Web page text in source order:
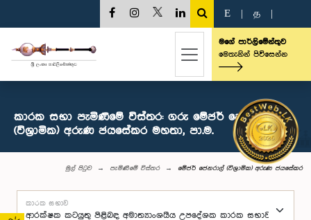
E த
මගේ පාර්ලිමේන්තුව
මෙතැනින් පිවිසෙන්න
කාරක සභා පැමිණීමේ විස්තර: ගරු මේජර් ‍ජෙනරාල්
(විශ්‍රාමික) අරුණ ජයසේකර මහතා, පා.ම.
මුල් පිටුව පැමිණීමේ විස්තර මේජර් ‍ජෙනරාල් (විශ්‍රාමික) අරුණ ජයසේකර
කාරක සභාව